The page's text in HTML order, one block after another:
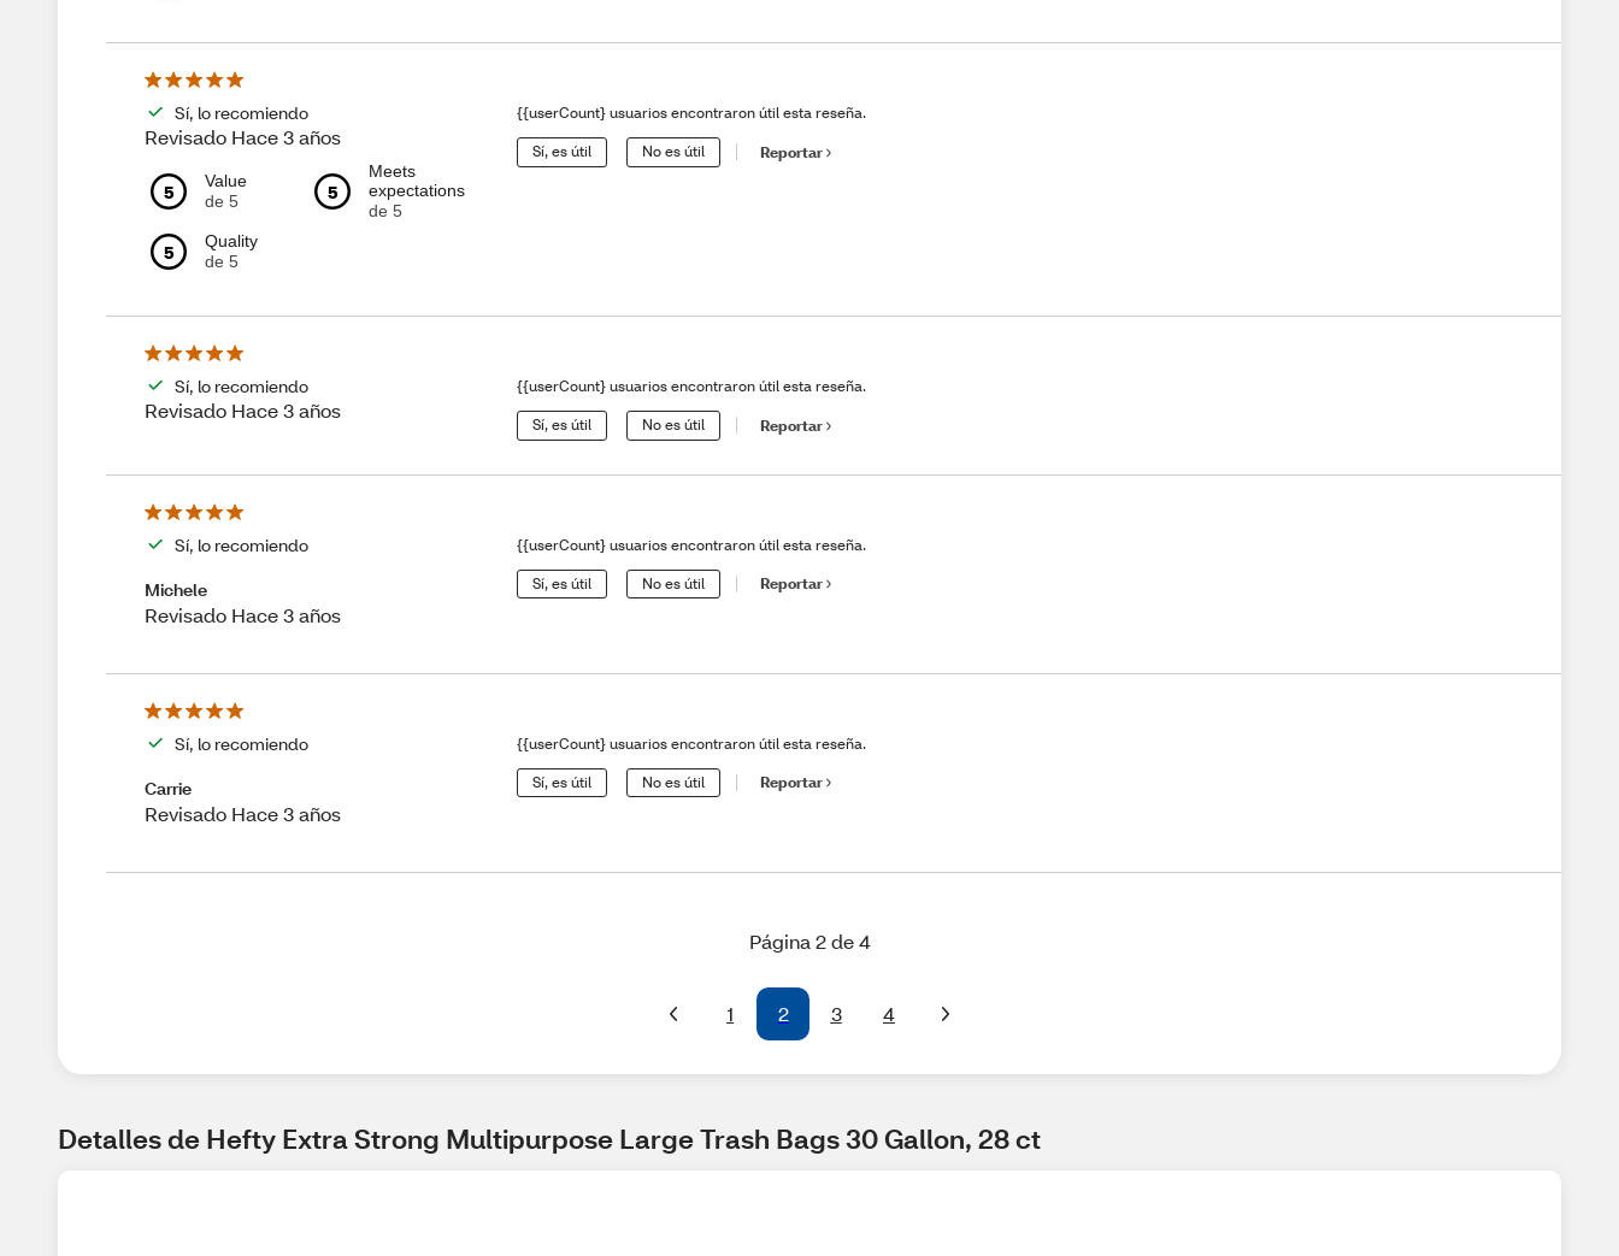
Sí, lo recomiendo
Revisado Hace 3 años
5
Value
de 5
5
Meets
expectations
de 5
5
Quality
de 5
{{userCount} usuarios encontraron útil esta reseña.
Sí, es útil No es útil Reportar
Sí, lo recomiendo
Revisado Hace 3 años
{{userCount} usuarios encontraron útil esta reseña.
Sí, es útil No es útil Reportar
Sí, lo recomiendo
Michele
Revisado Hace 3 años
{{userCount} usuarios encontraron útil esta reseña.
Sí, es útil No es útil Reportar
Sí, lo recomiendo
Carrie
Revisado Hace 3 años
{{userCount} usuarios encontraron útil esta reseña.
Sí, es útil No es útil Reportar
Página 2 de 4
1 2 3 4
Detalles de Hefty Extra Strong Multipurpose Large Trash Bags 30 Gallon, 28 ct